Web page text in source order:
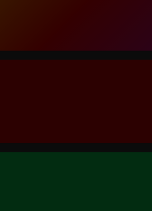
TO WATCH OVER ME